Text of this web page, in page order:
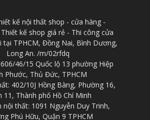
kế nội thất shop - cửa hàng -
kế shop giá rẻ - Thi công cửa
tại TPHCM, Đồng Nai, Bình Dương,
Long An. /m/02rfdq
46/15 Quốc lộ 13 phường Hiệp
Phước, Thủ Đức, TPHCM
402/10J Hồng Bàng, Phường 16,
11, Thành phố Hồ Chí Minh
nội thất: 1091 Nguyễn Duy Trinh,
Phú Hữu, Quận 9 TPHCM